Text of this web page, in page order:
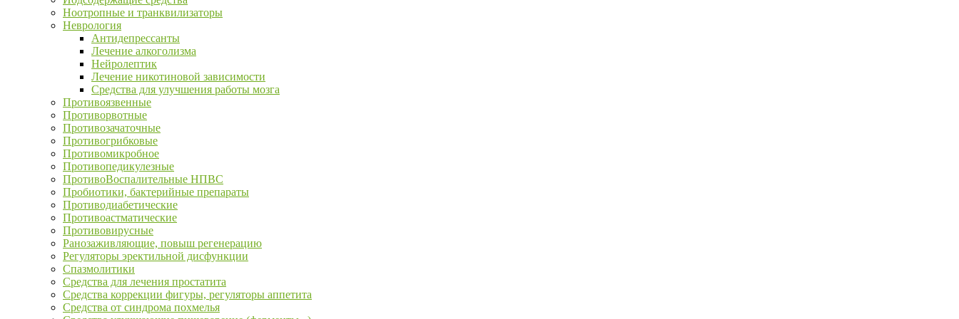
Ноотропные и транквилизаторы
Неврология
Антидепрессанты
Лечение алкоголизма
Нейролептик
Лечение никотиновой зависимости
Средства для улучшения работы мозга
Противоязвенные
Противорвотные
Противозачаточные
Противогрибковые
Противомикробное
Противопедикулезные
ПротивоВоспалительные НПВС
Пробиотики, бактерийные препараты
Противодиабетические
Противоастматические
Противовирусные
Ранозаживляющие, повыш регенерацию
Регуляторы эректильной дисфункции
Спазмолитики
Средства для лечения простатита
Средства коррекции фигуры, регуляторы аппетита
Средства от синдрома похмелья